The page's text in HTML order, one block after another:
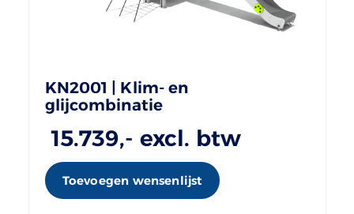
KN2001 | Klim- en
glijcombinatie
15.739,- excl. btw
Toevoegen wensenlijst